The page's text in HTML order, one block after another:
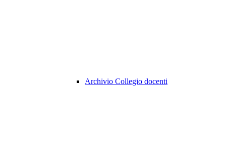
Archivio Collegio docenti